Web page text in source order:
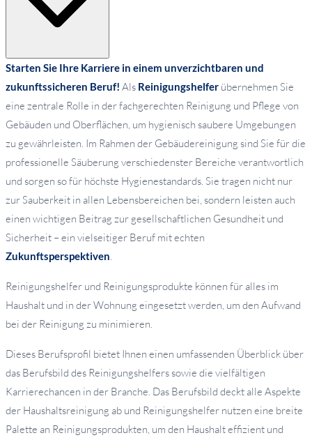
Starten Sie Ihre Karriere in einem unverzichtbaren und
zukunftssicheren Beruf! Als Reinigungshelfer übernehmen Sie
eine zentrale Rolle in der fachgerechten Reinigung und Pflege von
Gebäuden und Oberflächen, um hygienisch saubere Umgebungen
zu gewährleisten. Im Rahmen der Gebäudereinigung sind Sie für die
professionelle Säuberung verschiedenster Bereiche verantwortlich
und sorgen so für höchste Hygienestandards. Sie tragen nicht nur
zur Sauberkeit in allen Lebensbereichen bei, sondern leisten auch
einen wichtigen Beitrag zur gesellschaftlichen Gesundheit und
Sicherheit – ein vielseitiger Beruf mit echten
Zukunftsperspektiven.
Reinigungshelfer und Reinigungsprodukte können für alles im
Haushalt und in der Wohnung eingesetzt werden, um den Aufwand
bei der Reinigung zu minimieren.
Dieses Berufsprofil bietet Ihnen einen umfassenden Überblick über
das Berufsbild des Reinigungshelfers sowie die vielfältigen
Karrierechancen in der Branche. Das Berufsbild deckt alle Aspekte
der Haushaltsreinigung ab und Reinigungshelfer nutzen eine breite
Palette an Reinigungsprodukten, um den Haushalt effizient und